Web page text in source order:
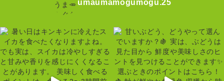
umaumamogumogu.25